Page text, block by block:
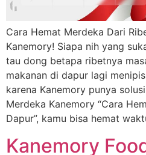
Cara Hemat Merdeka Dari
Kanemory! Siapa nih yang
tau dong betapa ribetnya
makanan di dapur lagi
karena Kanemory punya
Merdeka Kanemory “Cara
Dapur”, kamu bisa hemat
Kanemory